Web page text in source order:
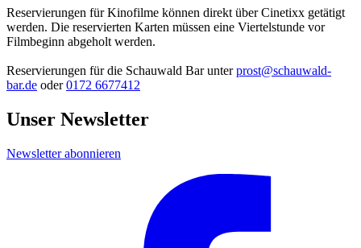
Reservierungen für Kinofilme können direkt über Cinetixx getätigt
werden. Die reservierten Karten müssen eine Viertelstunde vor
Filmbeginn abgeholt werden.
Reservierungen für die Schauwald Bar unterprost@schauwald-
bar.de oder0172 6677412
Unser Newsletter
Newsletter abonnieren